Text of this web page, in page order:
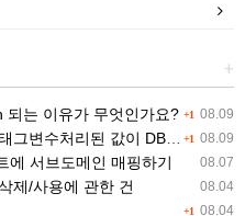
+
+1 08.09
되는 이유가 무엇인가요?
+1 08.09
이 DB 레코드에 NULL 로 삽입됨
08.07
에 서브도메인 매핑하기
08.04
제/사용에 관한 건
+1 08.04